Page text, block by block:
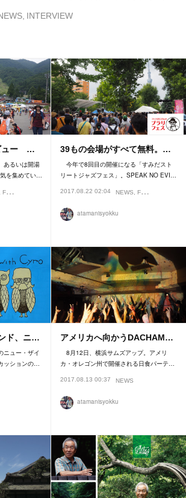
INTERVIEW
ュー …
あるいは開湯
を集めてい…
FESTIVAL INTERVIEW
39もの会場がすべて無料。…
今年で8回目の開催になる「すみだスト
リートジャズフェス」。SPEAK NO EVI…
2017.08.22 02:04 NEWS FESTIVAL
atamanisyokku
ド、ニ…
ニュー・ザイ
ッションの…
アメリカへ向かうDACHAM…
8月12日、横浜サムズアップ。アメリ
カ・オレゴン州で開催される日食パーテ…
2017.08.13 00:37 NEWS
atamanisyokku